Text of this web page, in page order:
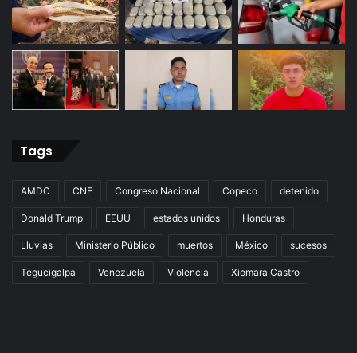
Tags
AMDC CNE Congreso Nacional Copeco detenido
Donald Trump EEUU estados unidos Honduras
Lluvias Ministerio Público muertos México sucesos
Tegucigalpa Venezuela Violencia Xiomara Castro